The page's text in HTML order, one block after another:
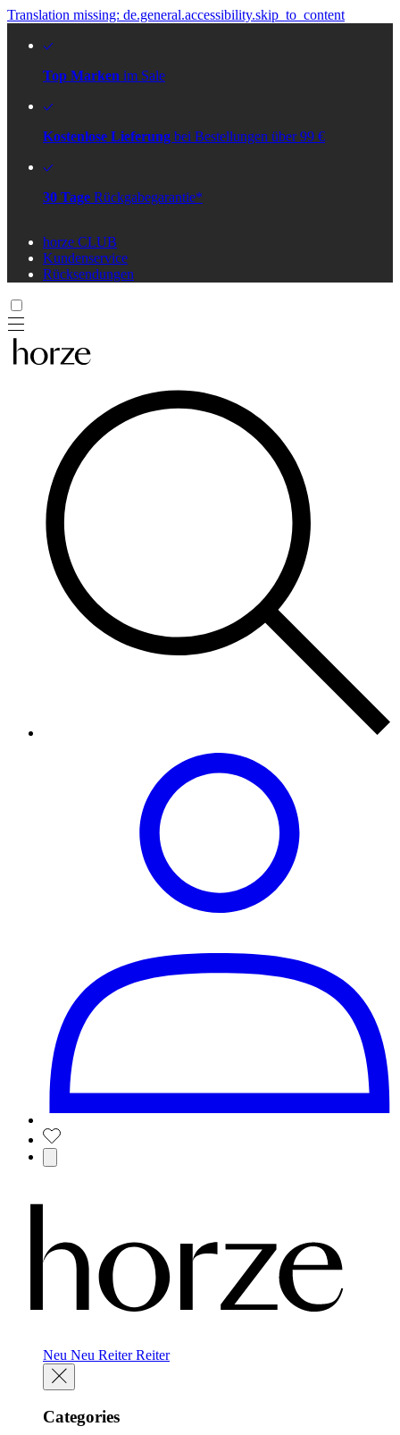
Translation missing: de.general.accessibility.skip_to_content
Top Marken im Sale
Kostenlose Lieferung bei Bestellungen über 99 €
30 Tage Rückgabegarantie*
horze CLUB
Kundenservice
Rücksendungen
Neu Neu Reiter Reiter
Categories